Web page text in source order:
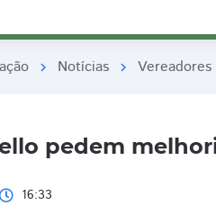
chevron_right Notícias chevron_right Vereadores
pedem
16:33